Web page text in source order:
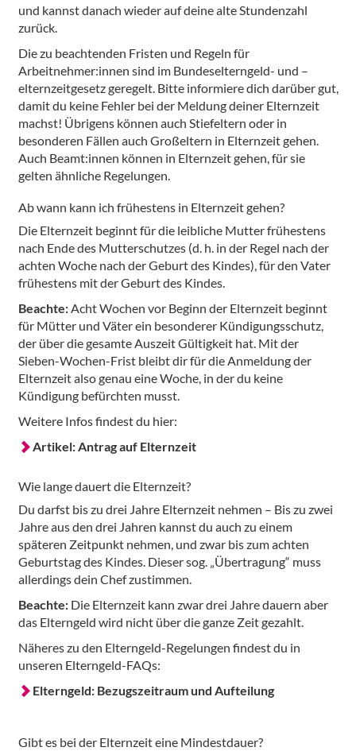
und kannst danach wieder auf deine alte Stundenzahl
zurück.
Die zu beachtenden Fristen und Regeln für
Arbeitnehmer:innen sind im Bundeselterngeld- und –
elternzeitgesetz geregelt. Bitte informiere dich darüber gut,
damit du keine Fehler bei der Meldung deiner Elternzeit
machst! Übrigens können auch Stiefeltern oder in
besonderen Fällen auch Großeltern in Elternzeit gehen.
Auch Beamt:innen können in Elternzeit gehen, für sie
gelten ähnliche Regelungen.
Ab wann kann ich frühestens in Elternzeit gehen?
Die Elternzeit beginnt für die leibliche Mutter frühestens
nach Ende des Mutterschutzes (d. h. in der Regel nach der
achten Woche nach der Geburt des Kindes), für den Vater
frühestens mit der Geburt des Kindes.
Beachte:Acht Wochen vor Beginn der Elternzeit beginnt
für Mütter und Väter ein besonderer Kündigungsschutz,
der über die gesamte Auszeit Gültigkeit hat. Mit der
Sieben-Wochen-Frist bleibt dir für die Anmeldung der
Elternzeit also genau eine Woche, in der du keine
Kündigung befürchten musst.
Weitere Infos findest du hier:
Artikel: Antrag auf Elternzeit
Wie lange dauert die Elternzeit?
Du darfst bis zu drei Jahre Elternzeit nehmen – Bis zu zwei
Jahre aus den drei Jahren kannst du auch zu einem
späteren Zeitpunkt nehmen, und zwar bis zum achten
Geburtstag des Kindes. Dieser sog. „Übertragung“ muss
allerdings dein Chef zustimmen.
Beachte:Die Elternzeit kann zwar drei Jahre dauern aber
das Elterngeld wird nicht über die ganze Zeit gezahlt.
Näheres zu den Elterngeld-Regelungen findest du in
unseren Elterngeld-FAQs:
Elterngeld: Bezugszeitraum und Aufteilung
Gibt es bei der Elternzeit eine Mindestdauer?